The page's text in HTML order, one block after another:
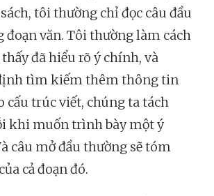
tôi thường chỉ đọc câu đầu
đoạn văn. Tôi thường làm cách
đã hiểu rõ ý chính, và
tìm kiếm thêm thông tin
cấu trúc viết, chúng ta tách
khi muốn trình bày một ý
câu mở đầu thường sẽ tóm
cả đoạn đó.